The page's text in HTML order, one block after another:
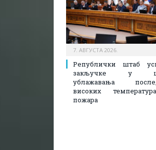
7. АВГУСТА 2026.
Републички штаб
закључке у
ублажавања
високих
пожара​